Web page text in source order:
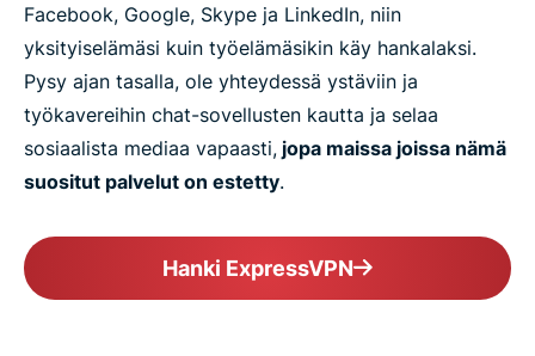
Facebook, Google, Skype ja LinkedIn, niin
yksityiselämäsi kuin työelämäsikin käy hankalaksi.
Pysy ajan tasalla, ole yhteydessä ystäviin ja
työkavereihin chat-sovellusten kautta ja selaa
sosiaalista mediaa vapaasti, jopa maissa joissa nämä
suositut palvelut on estetty.
Hanki ExpressVPN